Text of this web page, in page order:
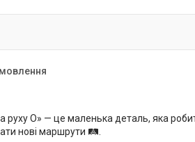
руху O» — це маленька деталь, яка
нові маршрути 🛤️.